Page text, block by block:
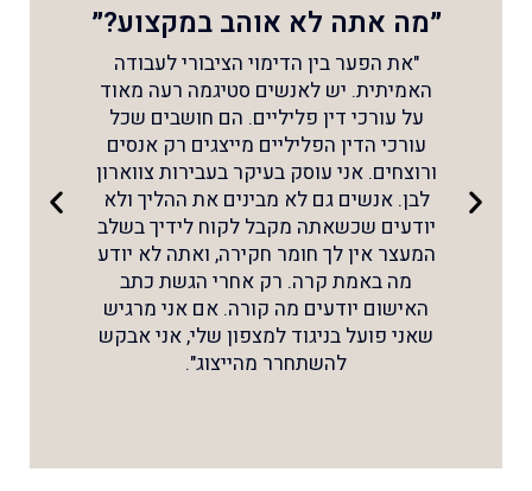
״מה אתה לא אוהב במקצוע?״
"את הפער בין הדימוי הציבורי לעבודה
האמיתית. יש לאנשים סטיגמה רעה מאוד
על עורכי דין פליליים. הם חושבים שכל
עורכי הדין הפליליים מייצגים רק אנסים
ורוצחים. אני עוסק בעיקר בעבירות צווארון
לבן. אנשים גם לא מבינים את ההליך ולא
יודעים שכשאתה מקבל לקוח לידיך בשלב
המעצר אין לך חומר חקירה, ואתה לא יודע
מה באמת קרה. רק אחרי הגשת כתב
האישום יודעים מה קורה. אם אני מרגיש
שאני פועל בניגוד למצפון שלי, אני אבקש
להשתחרר מהייצוג".